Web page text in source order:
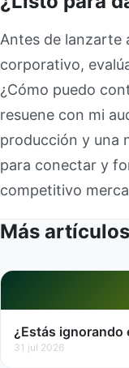
Antes de lanzarte
corporativo,
¿Cómo puedo
resuene con mi
producción y una
para conectar y
competitivo
Más artículos
¿Estás ignorando
31 jul 2026